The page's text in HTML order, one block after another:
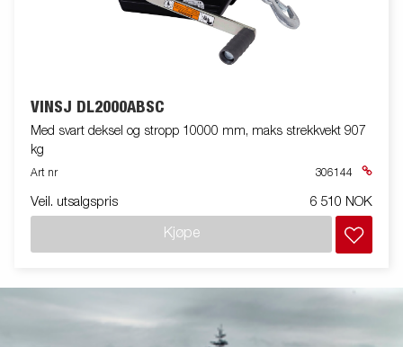
VINSJ DL2000ABSC
Med svart deksel og stropp 10000 mm, maks strekkvekt 907
kg
Art nr 306144
Veil. utsalgspris 6 510 NOK
Kjøpe